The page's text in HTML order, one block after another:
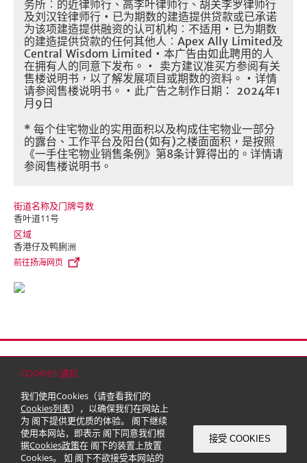
COOKIES 通知
我们使用Cookies（请查看我们的
Cookies列表），以确保我们在网站上
为 阁下提供更优质的体验。 阁下继续
使用本网站，即表示 阁下同意我们根
据Cookies政策在 阁下的装置上放置
Cookies。 如 阁下不欲接受本网站的
接受 COOKIES
务所︰的近律师行、高李叶律师行、胡关李罗律师行
及刘汉铨律师行 • 已为期数的建造提供贷款或已承诺
为该项建造提供融资的认可机构︰不适用 • 已为期数
的建造提供贷款的任何其他人︰ Apex Ally Limited 及
Central Wisdom Limited • 本广告由如此聘用的人
在拥有人的同意下发布。 • 卖方建议准买方参阅有关
售楼说明书，以了解发展项目或期数的资料。 • 详情
请参阅售楼说明书。 • 此广告之制作日期： 2024年1
月 9 日
* 每个住宅物业的实用面积以及构成住宅物业一部分
的露台、工作平台及阳台(如有)之楼面面积，是按照
《一手住宅物业销售条例》第8条计算得出的。详情请
参阅售楼说明书。
街道名称及门牌号数
香叶道11号
区域
香港仔及鸭脷洲
前往扬海网页
© 2026 嘉里建设有限公司 (于百慕达注册成立之有限公司)